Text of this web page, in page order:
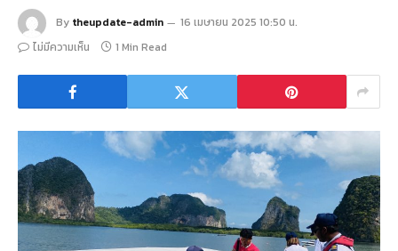
By theupdate-admin
16 เมษายน 2025 10:50 น.
ไม่มีความเห็น
1 Min Read